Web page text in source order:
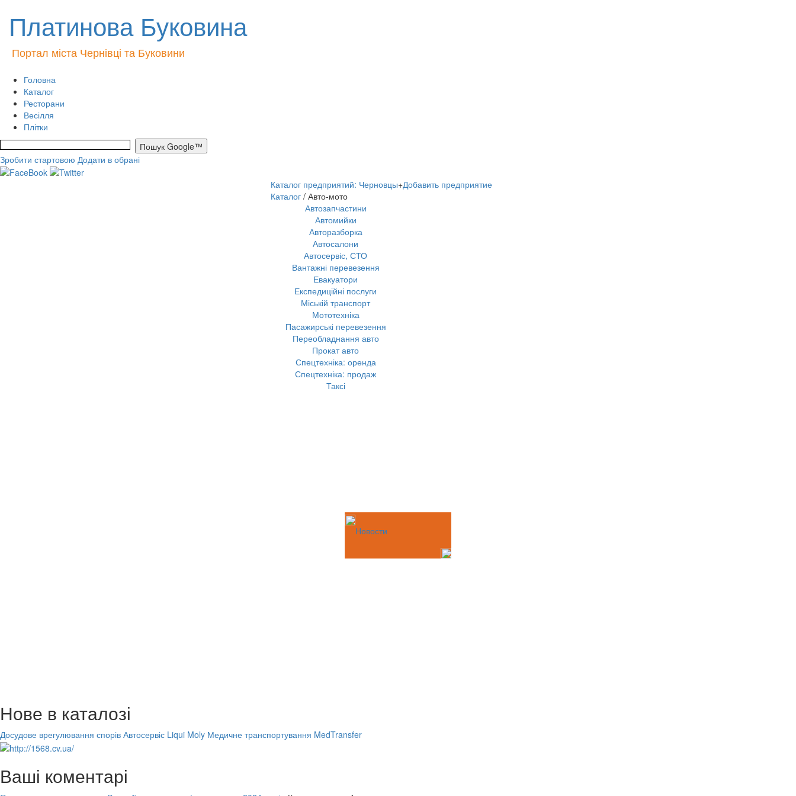
Платинова Буковина
Портал міста Чернівці та Буковини
Головна
Каталог
Ресторани
Весілля
Плітки
Зробити стартовою Додати в обрані
Каталог предприятий: Черновцы+Добавить предприятие
Каталог / Авто-мото
Автозапчастини
Автомийки
Авторазборка
Автосалони
Автосервіс, СТО
Вантажні перевезення
Евакуатори
Експедиційні послуги
Міській транспорт
Мототехніка
Пасажирські перевезення
Переобладнання авто
Прокат авто
Спецтехніка: оренда
Спецтехніка: продаж
Таксі
Новости
Нове в каталозі
Досудове врегулювання спорів Автосервіс Liqui Moly Медичне транспортування MedTransfer
Ваші коментарі